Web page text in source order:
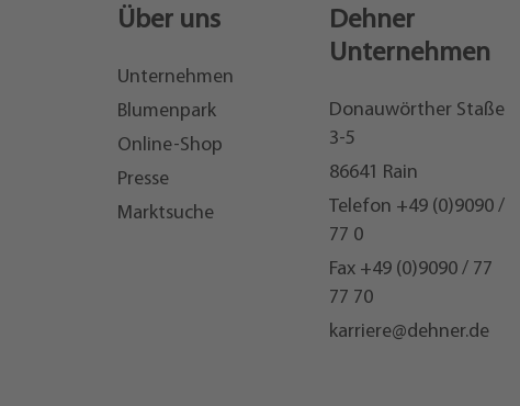
Über uns
Unternehmen
Blumenpark
Online-Shop
Presse
Marktsuche
Dehner
Unternehmen
Donauwörther Staße
3-5
86641 Rain
Telefon +49 (0)9090 /
77 0
Fax +49 (0)9090 / 77
77 70
karriere@dehner.de